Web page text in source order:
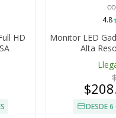
HD
4.8
Monitor LED
Alta
DESDE 6